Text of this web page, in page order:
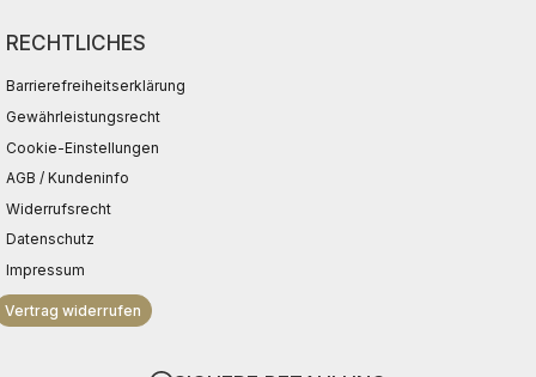
RECHTLICHES
Barrierefreiheitserklärung
Gewährleistungsrecht
Cookie-Einstellungen
AGB / Kundeninfo
Widerrufsrecht
Datenschutz
Impressum
Vertrag widerrufen